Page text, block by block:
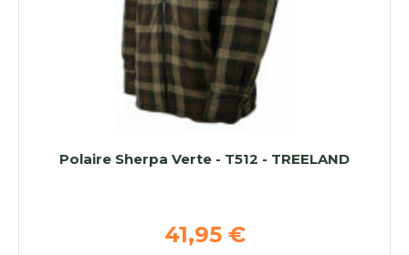
Polaire Sherpa Verte - T512 - TREELAND
Prix de base
41,95 €